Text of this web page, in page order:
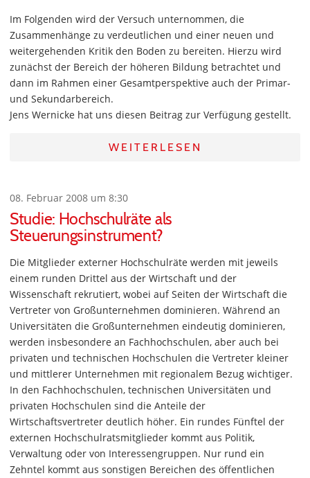
Im Folgenden wird der Versuch unternommen, die
Zusammenhänge zu verdeutlichen und einer neuen und
weitergehenden Kritik den Boden zu bereiten. Hierzu wird
zunächst der Bereich der höheren Bildung betrachtet und
dann im Rahmen einer Gesamtperspektive auch der Primar-
und Sekundarbereich.
Jens Wernicke hat uns diesen Beitrag zur Verfügung gestellt.
WEITERLESEN
08. Februar 2008 um 8:30
Studie: Hochschulräte als
Steuerungsinstrument?
Die Mitglieder externer Hochschulräte werden mit jeweils
einem runden Drittel aus der Wirtschaft und der
Wissenschaft rekrutiert, wobei auf Seiten der Wirtschaft die
Vertreter von Großunternehmen dominieren. Während an
Universitäten die Großunternehmen eindeutig dominieren,
werden insbesondere an Fachhochschulen, aber auch bei
privaten und technischen Hochschulen die Vertreter kleiner
und mittlerer Unternehmen mit regionalem Bezug wichtiger.
In den Fachhochschulen, technischen Universitäten und
privaten Hochschulen sind die Anteile der
Wirtschaftsvertreter deutlich höher. Ein rundes Fünftel der
externen Hochschulratsmitglieder kommt aus Politik,
Verwaltung oder von Interessengruppen. Nur rund ein
Zehntel kommt aus sonstigen Bereichen des öffentlichen